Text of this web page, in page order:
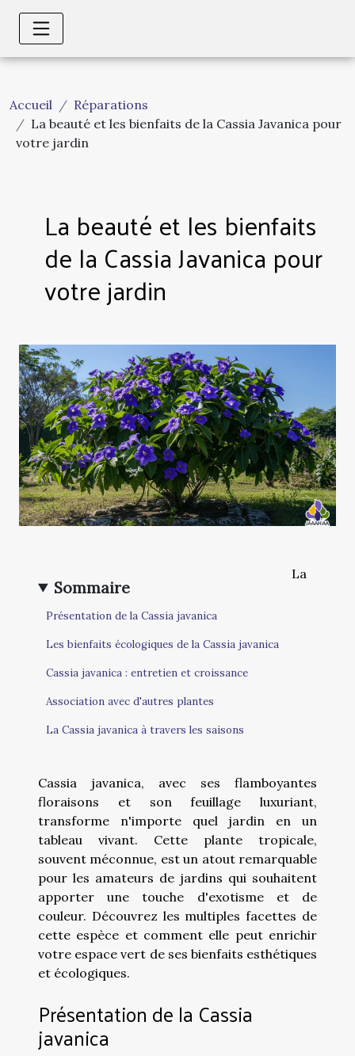
Accueil
Réparations
La beauté et les bienfaits de la Cassia Javanica pour
votre jardin
La beauté et les bienfaits
de la Cassia Javanica pour
votre jardin
Sommaire
Présentation de la Cassia javanica
Les bienfaits écologiques de la Cassia javanica
Cassia javanica : entretien et croissance
Association avec d'autres plantes
La Cassia javanica à travers les saisons
La
Cassia javanica, avec ses flamboyantes
floraisons et son feuillage luxuriant,
transforme n'importe quel jardin en un
tableau vivant. Cette plante tropicale,
souvent méconnue, est un atout remarquable
pour les amateurs de jardins qui souhaitent
apporter une touche d'exotisme et de
couleur. Découvrez les multiples facettes de
cette espèce et comment elle peut enrichir
votre espace vert de ses bienfaits esthétiques
et écologiques.
Présentation de la Cassia
javanica